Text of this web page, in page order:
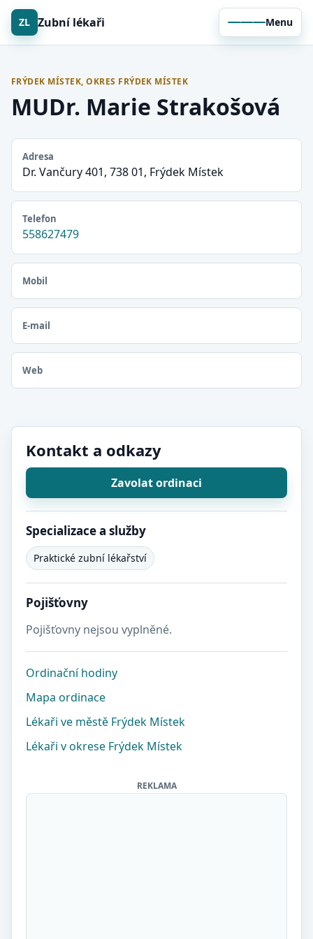
ZL Zubní lékaři Menu
FRÝDEK MÍSTEK, OKRES FRÝDEK MÍSTEK
MUDr. Marie Strakošová
Adresa
Dr. Vančury 401, 738 01, Frýdek Místek
Telefon
558627479
Mobil
E-mail
Web
Kontakt a odkazy
Zavolat ordinaci
Specializace a služby
Praktické zubní lékařství
Pojišťovny
Pojišťovny nejsou vyplněné.
Ordinační hodiny
Mapa ordinace
Lékaři ve městě Frýdek Místek
Lékaři v okrese Frýdek Místek
REKLAMA